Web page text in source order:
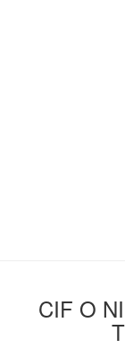
CIF O